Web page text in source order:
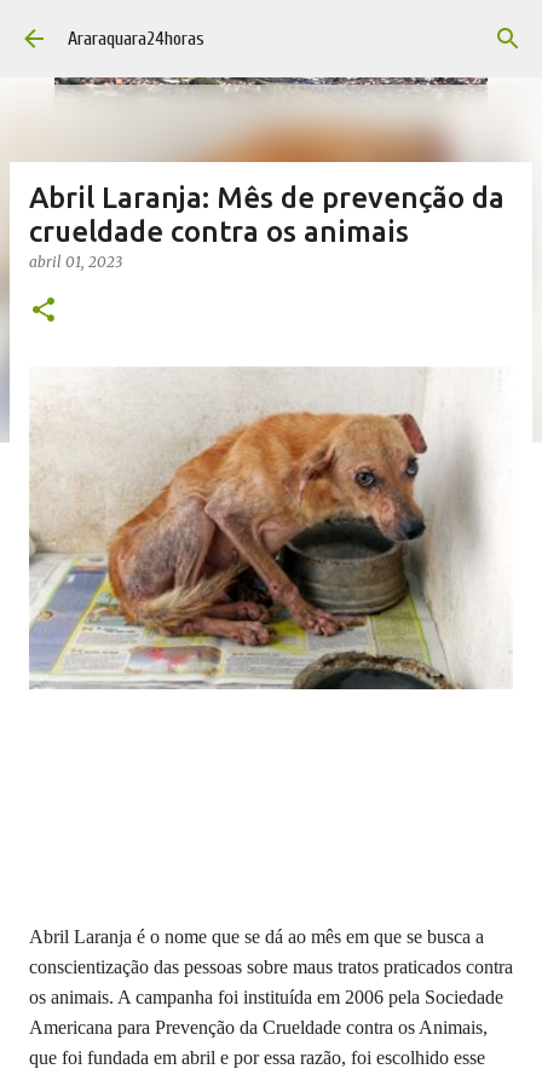
Pular para o conteúdo principal
Araraquara24horas
Abril Laranja: Mês de prevenção da
crueldade contra os animais
abril 01, 2023
Abril Laranja é o nome que se dá ao mês em que se busca a
conscientização das pessoas sobre maus tratos praticados contra
os animais. A campanha foi instituída em 2006 pela Sociedade
Americana para Prevenção da Crueldade contra os Animais,
que foi fundada em abril e por essa razão, foi escolhido esse